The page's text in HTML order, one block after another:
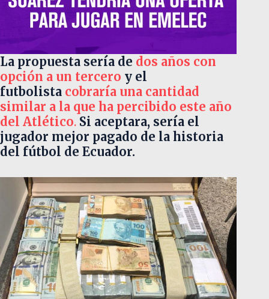
La propuesta sería de dos años con
opción a un tercero y el
futbolista cobraría una cantidad
similar a la que ha percibido este año
del Atlético. Si aceptara, sería el
jugador mejor pagado de la historia
del fútbol de Ecuador.